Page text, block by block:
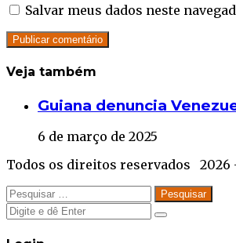
Salvar meus dados neste
Veja também
CloseGuiana denuncia
6 de março de 2025
Todos os direitos reservados 2026
Close
Pesquisar
por:
Close